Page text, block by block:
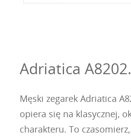
Adriatica
Męski zegarek Adriatica
opiera się na klasycznej,
charakteru. To